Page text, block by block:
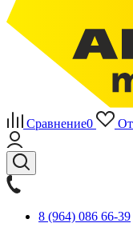
Сравнение0
8 (964) 086 66-39